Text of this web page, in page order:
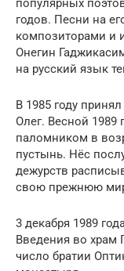
популярных
годов. Песни на
композиторами и
Онегин
на русский язык
В 1985 году
Олег. Весной 1989
паломником в
пустынь. Нёс
дежурств
свою прежнюю
3 декабря 1989
Введения во храм
число братии